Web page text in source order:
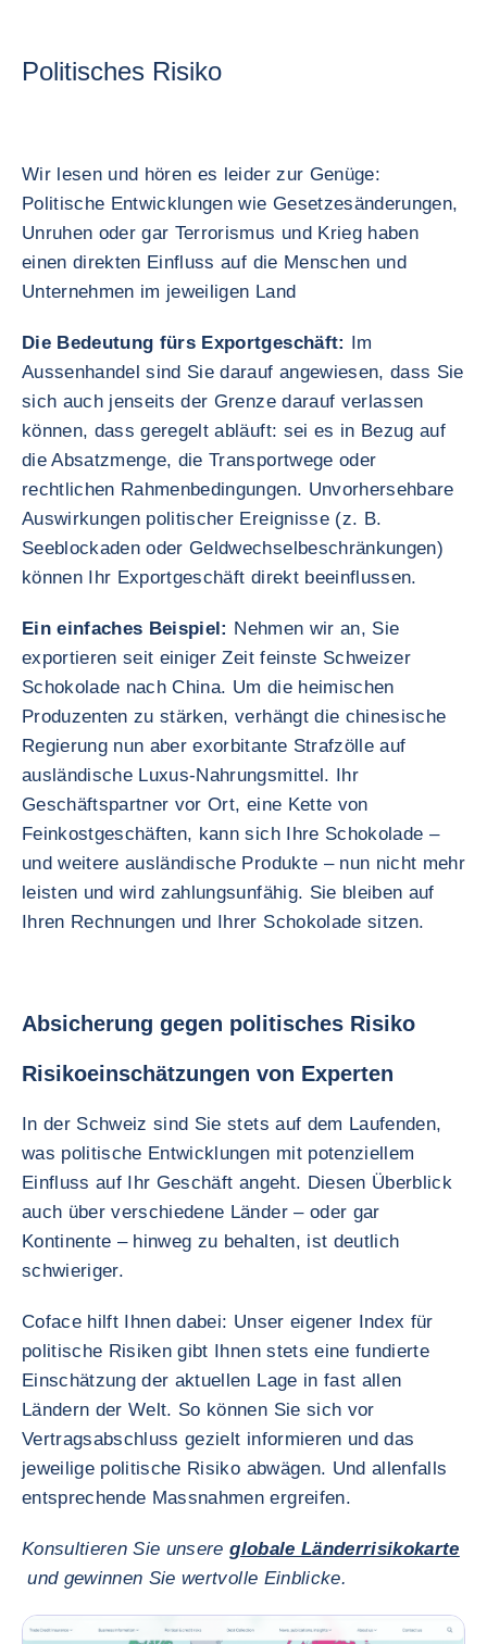
Politisches Risiko
Wir lesen und hören es leider zur Genüge:
Politische Entwicklungen wie Gesetzesänderungen,
Unruhen oder gar Terrorismus und Krieg haben
einen direkten Einfluss auf die Menschen und
Unternehmen im jeweiligen Land
Die Bedeutung fürs Exportgeschäft: Im
Aussenhandel sind Sie darauf angewiesen, dass Sie
sich auch jenseits der Grenze darauf verlassen
können, dass geregelt abläuft: sei es in Bezug auf
die Absatzmenge, die Transportwege oder
rechtlichen Rahmenbedingungen. Unvorhersehbare
Auswirkungen politischer Ereignisse (z. B.
Seeblockaden oder Geldwechselbeschränkungen)
können Ihr Exportgeschäft direkt beeinflussen.
Ein einfaches Beispiel: Nehmen wir an, Sie
exportieren seit einiger Zeit feinste Schweizer
Schokolade nach China. Um die heimischen
Produzenten zu stärken, verhängt die chinesische
Regierung nun aber exorbitante Strafzölle auf
ausländische Luxus-Nahrungsmittel. Ihr
Geschäftspartner vor Ort, eine Kette von
Feinkostgeschäften, kann sich Ihre Schokolade –
und weitere ausländische Produkte – nun nicht mehr
leisten und wird zahlungsunfähig. Sie bleiben auf
Ihren Rechnungen und Ihrer Schokolade sitzen.
Absicherung gegen politisches Risiko
Risikoeinschätzungen von Experten
In der Schweiz sind Sie stets auf dem Laufenden,
was politische Entwicklungen mit potenziellem
Einfluss auf Ihr Geschäft angeht. Diesen Überblick
auch über verschiedene Länder – oder gar
Kontinente – hinweg zu behalten, ist deutlich
schwieriger.
Coface hilft Ihnen dabei: Unser eigener Index für
politische Risiken gibt Ihnen stets eine fundierte
Einschätzung der aktuellen Lage in fast allen
Ländern der Welt. So können Sie sich vor
Vertragsabschluss gezielt informieren und das
jeweilige politische Risiko abwägen. Und allenfalls
entsprechende Massnahmen ergreifen.
Konsultieren Sie unsereglobale Länderrisikokarte
und gewinnen Sie wertvolle Einblicke.